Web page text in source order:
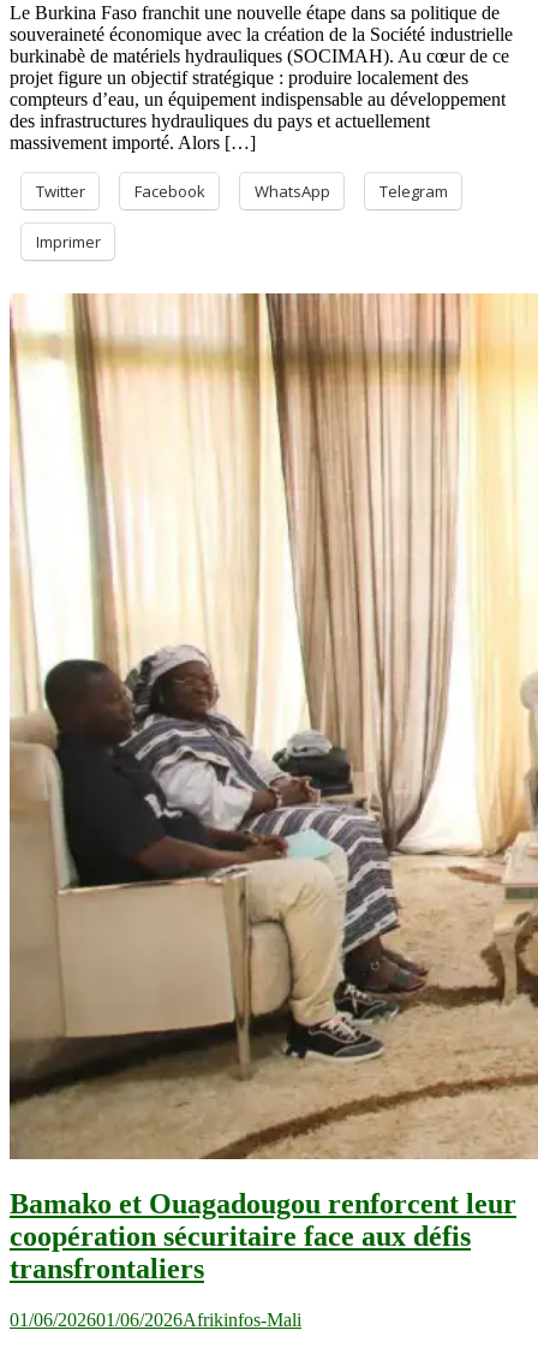
Le Burkina Faso franchit une nouvelle étape dans sa politique de
souveraineté économique avec la création de la Société industrielle
burkinabè de matériels hydrauliques (SOCIMAH). Au cœur de ce
projet figure un objectif stratégique : produire localement des
compteurs d’eau, un équipement indispensable au développement
des infrastructures hydrauliques du pays et actuellement
massivement importé. Alors […]
Twitter Facebook WhatsApp Telegram
Imprimer
Bamako et Ouagadougou renforcent leur
coopération sécuritaire face aux défis
transfrontaliers
01/06/202601/06/2026Afrikinfos-Mali